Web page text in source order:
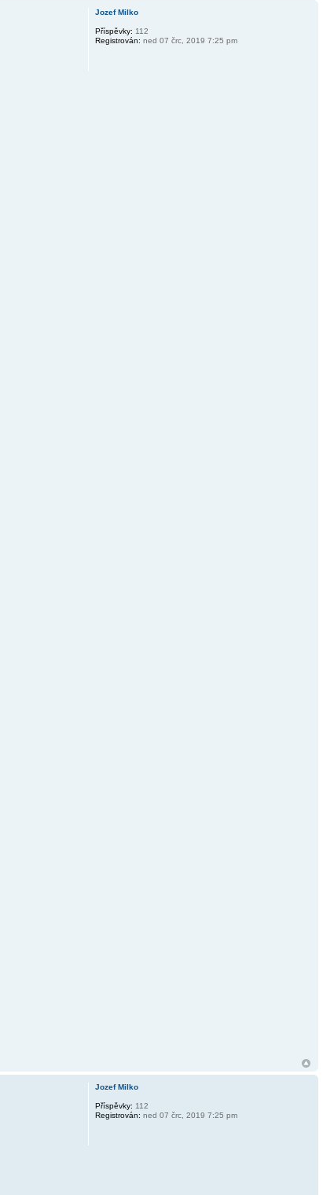
Jozef Milko
Příspěvky: 112
Registrován: ned 07 črc, 2019 7:25 pm
Jozef Milko
Příspěvky: 112
Registrován: ned 07 črc, 2019 7:25 pm